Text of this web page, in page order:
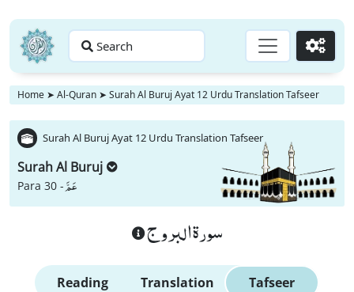
Search Go
Home ➤ Al-Quran ➤ Surah Al Buruj Ayat 12 Urdu Translation Tafseer
Surah Al Buruj Ayat 12 Urdu Translation Tafseer
Surah Al Buruj
Para 30 -عَمَّ
سورة البروج
Reading Translation Tafseer